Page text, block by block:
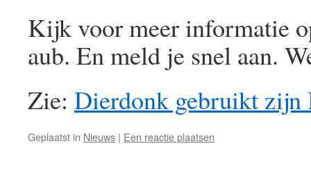
Kijk voor meer informatie
aub. En meld je snel aan.
Zie: Dierdonk gebruikt zijn
Geplaatst in Nieuws | Een reactie plaatsen